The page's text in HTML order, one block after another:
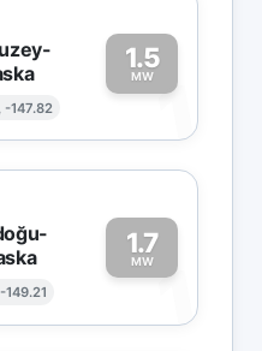
-147.82
1.5
MW1
149.21
1.7
MW1